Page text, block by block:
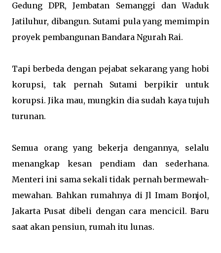
Gedung DPR, Jembatan Semanggi dan Waduk
Jatiluhur, dibangun. Sutami pula yang memimpin
proyek pembangunan Bandara Ngurah Rai.
Tapi berbeda dengan pejabat sekarang yang hobi
korupsi, tak pernah Sutami berpikir untuk
korupsi. Jika mau, mungkin dia sudah kaya tujuh
turunan.
Semua orang yang bekerja dengannya, selalu
menangkap kesan pendiam dan sederhana.
Menteri ini sama sekali tidak pernah bermewah-
mewahan. Bahkan rumahnya di Jl Imam Bonjol,
Jakarta Pusat dibeli dengan cara mencicil. Baru
saat akan pensiun, rumah itu lunas.